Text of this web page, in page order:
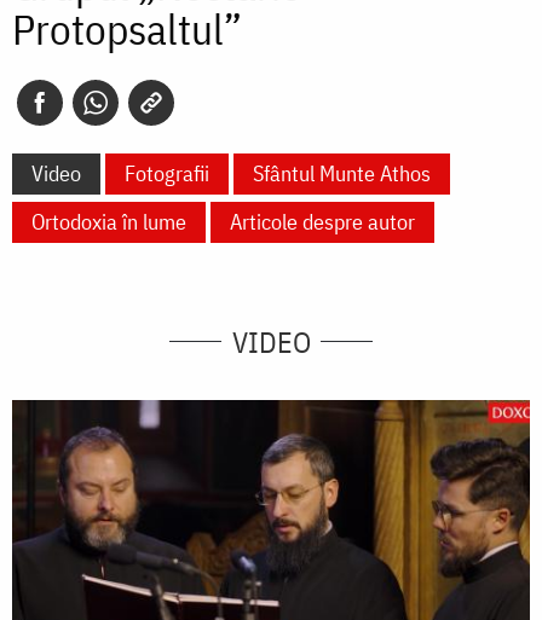
Protopsaltul”
Video Fotografii
Sfântul Munte Athos
Ortodoxia în lume
Articole despre autor
VIDEO